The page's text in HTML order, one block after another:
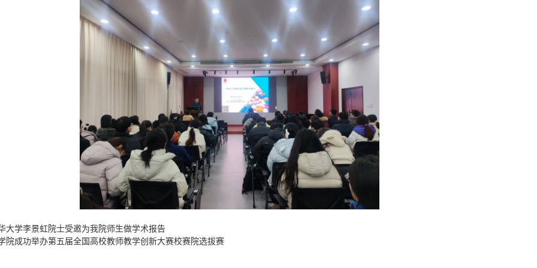
大学李景虹院士受邀为我院师生做学术报告
院成功举办第五届全国高校教师教学创新大赛校赛院选拔赛